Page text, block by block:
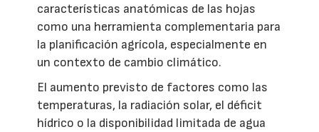
características anatómicas de las hojas
como una herramienta complementaria para
la planificación agrícola, especialmente en
un contexto de cambio climático.
El aumento previsto de factores como las
temperaturas, la radiación solar, el déficit
hídrico o la disponibilidad limitada de agua